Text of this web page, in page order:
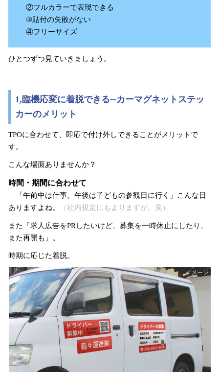
②フルカラーで表現できる
③貼付の失敗がない
④フリーサイズ
ひとつずつ見ていきましょう。
1,臨機応変に着脱できる─カーマグネットステッ
カーのメリット
TPOに合わせて、即応で付け外しできることがメリットで
す。
こんな場面ありませんか？
時間・期間に合わせて
「午前中は仕事。午後は子どもの参観日に行く」こんな日
ありますよね。
（社内規定にもよりますが。笑）
また「求人広告をPRしたいけど、募集を一時休止にしたり、
また再開も」。
時期に応じた着脱。